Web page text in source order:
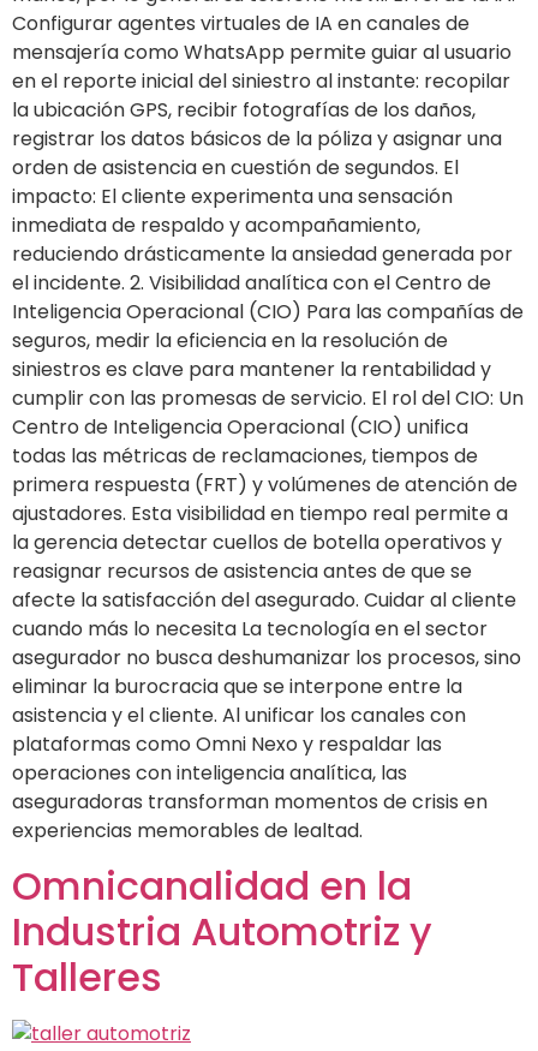
Configurar agentes virtuales de IA en canales de
mensajería como WhatsApp permite guiar al usuario
en el reporte inicial del siniestro al instante: recopilar
la ubicación GPS, recibir fotografías de los daños,
registrar los datos básicos de la póliza y asignar una
orden de asistencia en cuestión de segundos. El
impacto: El cliente experimenta una sensación
inmediata de respaldo y acompañamiento,
reduciendo drásticamente la ansiedad generada por
el incidente. 2. Visibilidad analítica con el Centro de
Inteligencia Operacional (CIO) Para las compañías de
seguros, medir la eficiencia en la resolución de
siniestros es clave para mantener la rentabilidad y
cumplir con las promesas de servicio. El rol del CIO: Un
Centro de Inteligencia Operacional (CIO) unifica
todas las métricas de reclamaciones, tiempos de
primera respuesta (FRT) y volúmenes de atención de
ajustadores. Esta visibilidad en tiempo real permite a
la gerencia detectar cuellos de botella operativos y
reasignar recursos de asistencia antes de que se
afecte la satisfacción del asegurado. Cuidar al cliente
cuando más lo necesita La tecnología en el sector
asegurador no busca deshumanizar los procesos, sino
eliminar la burocracia que se interpone entre la
asistencia y el cliente. Al unificar los canales con
plataformas como Omni Nexo y respaldar las
operaciones con inteligencia analítica, las
aseguradoras transforman momentos de crisis en
experiencias memorables de lealtad.
Omnicanalidad en la
Industria Automotriz y
Talleres